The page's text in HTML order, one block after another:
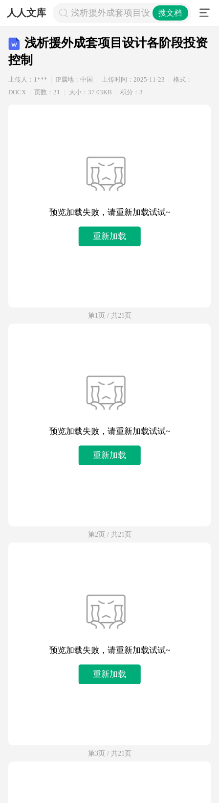
人人文库 浅析援外成套项目设计各阶段投资控
搜文档
浅析援外成套项目设计各阶段投资
控制
上传人：1*** IP属地：中国 上传时间：2025-11-23
格式：
DOCX
页数：21 大小：37.03KB 积分：3
预览加载失败，请重新加载试试~
重新加载
第1页 / 共21页
预览加载失败，请重新加载试试~
重新加载
第2页 / 共21页
预览加载失败，请重新加载试试~
重新加载
第3页 / 共21页